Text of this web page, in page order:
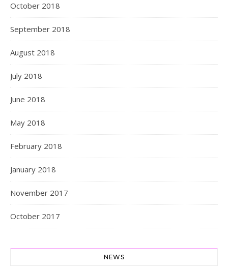
October 2018
September 2018
August 2018
July 2018
June 2018
May 2018
February 2018
January 2018
November 2017
October 2017
NEWS